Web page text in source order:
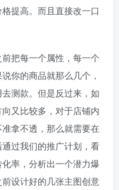
提高。而且直接改一口
把每一个属性，每一个
你的商品就那么几个，
测款。但是反过来，如
又比较多，对于店铺内
拿不透，那么就需要在
过我们的推广计划，看
率，分析出一个潜力爆
设计好的几张主图创意